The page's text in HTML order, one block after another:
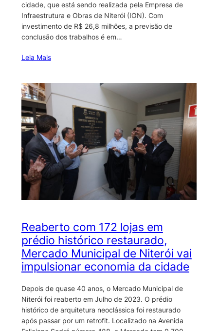
cidade, que está sendo realizada pela Empresa de
Infraestrutura e Obras de Niterói (ION). Com
investimento de R$ 26,8 milhões, a previsão de
conclusão dos trabalhos é em…
Leia Mais
Reaberto com 172 lojas em
prédio histórico restaurado,
Mercado Municipal de Niterói vai
impulsionar economia da cidade
Depois de quase 40 anos, o Mercado Municipal de
Niterói foi reaberto em Julho de 2023. O prédio
histórico de arquitetura neoclássica foi restaurado
após passar por um retrofit. Localizado na Avenida